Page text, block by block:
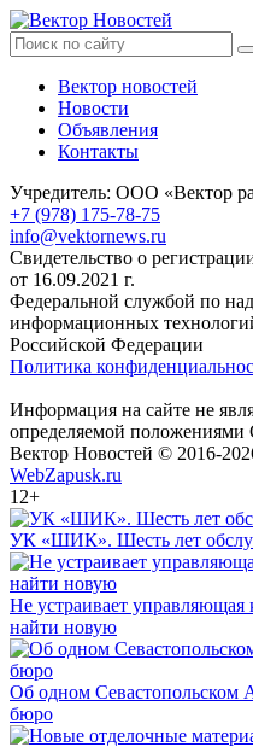
Вектор новостей
Новости
Объявления
Контакты
Учредитель: ООО «Вектор
+7 (978) 175-78-75
info@vektornews.ru
Свидетельство о
от 16.09.2021 г.
Федеральной службой по
информационных
Российской Федерации
Политика
Информация на сайте не
определяемой
Вектор Новостей © 2016-
WebZapusk.ru
12+
УК «ШИК». Шесть лет
Не устраивает
найти новую
Об одном Севастопольском
бюро